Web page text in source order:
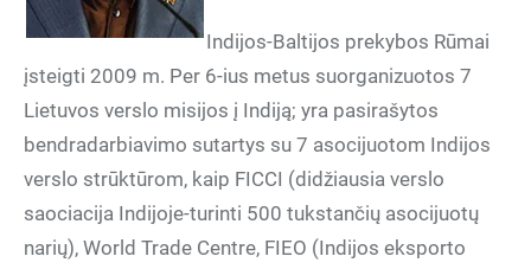
Indijos-Baltijos prekybos Rūmai
įsteigti 2009 m. Per 6-ius metus suorganizuotos 7
Lietuvos verslo misijos į Indiją; yra pasirašytos
bendradarbiavimo sutartys su 7 asocijuotom Indijos
verslo strūktūrom, kaip FICCI (didžiausia verslo
saociacija Indijoje-turinti 500 tukstančių asocijuotų
narių), World Trade Centre, FIEO (Indijos eksporto